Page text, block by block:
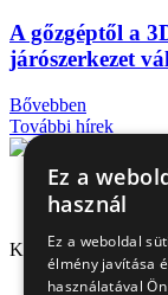
A gőzgéptől a
járószerkezet
Bővebben
További hírek
Kapcsolat
1151
Ez a
használ
Ez a weboldal
élmény javítása
használatával